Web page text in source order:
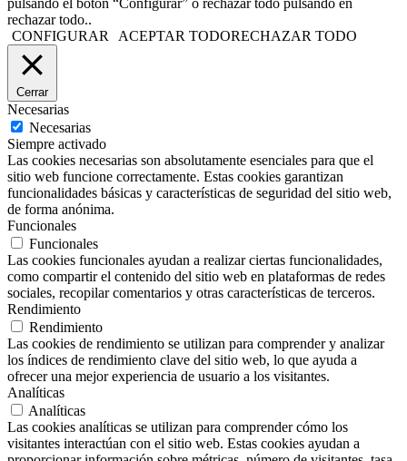
pulsando el botón “Configurar” o rechazar todo pulsando en
rechazar todo..
CONFIGURAR
ACEPTAR TODORECHAZAR TODO
Cerrar
Necesarias
Necesarias
Siempre activado
Las cookies necesarias son absolutamente esenciales para que el
sitio web funcione correctamente. Estas cookies garantizan
funcionalidades básicas y características de seguridad del sitio web,
de forma anónima.
Funcionales
Funcionales
Las cookies funcionales ayudan a realizar ciertas funcionalidades,
como compartir el contenido del sitio web en plataformas de redes
sociales, recopilar comentarios y otras características de terceros.
Rendimiento
Rendimiento
Las cookies de rendimiento se utilizan para comprender y analizar
los índices de rendimiento clave del sitio web, lo que ayuda a
ofrecer una mejor experiencia de usuario a los visitantes.
Analíticas
Analíticas
Las cookies analíticas se utilizan para comprender cómo los
visitantes interactúan con el sitio web. Estas cookies ayudan a